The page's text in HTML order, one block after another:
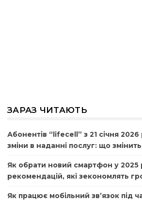
ЗАРАЗ ЧИТАЮТЬ
Абонентів “lifecell” з 21 січня
зміни в наданні послуг: що
Як обрати новий смартфон у 2025
рекомендацій, які зекономлять
Як працює мобільний зв’язок під